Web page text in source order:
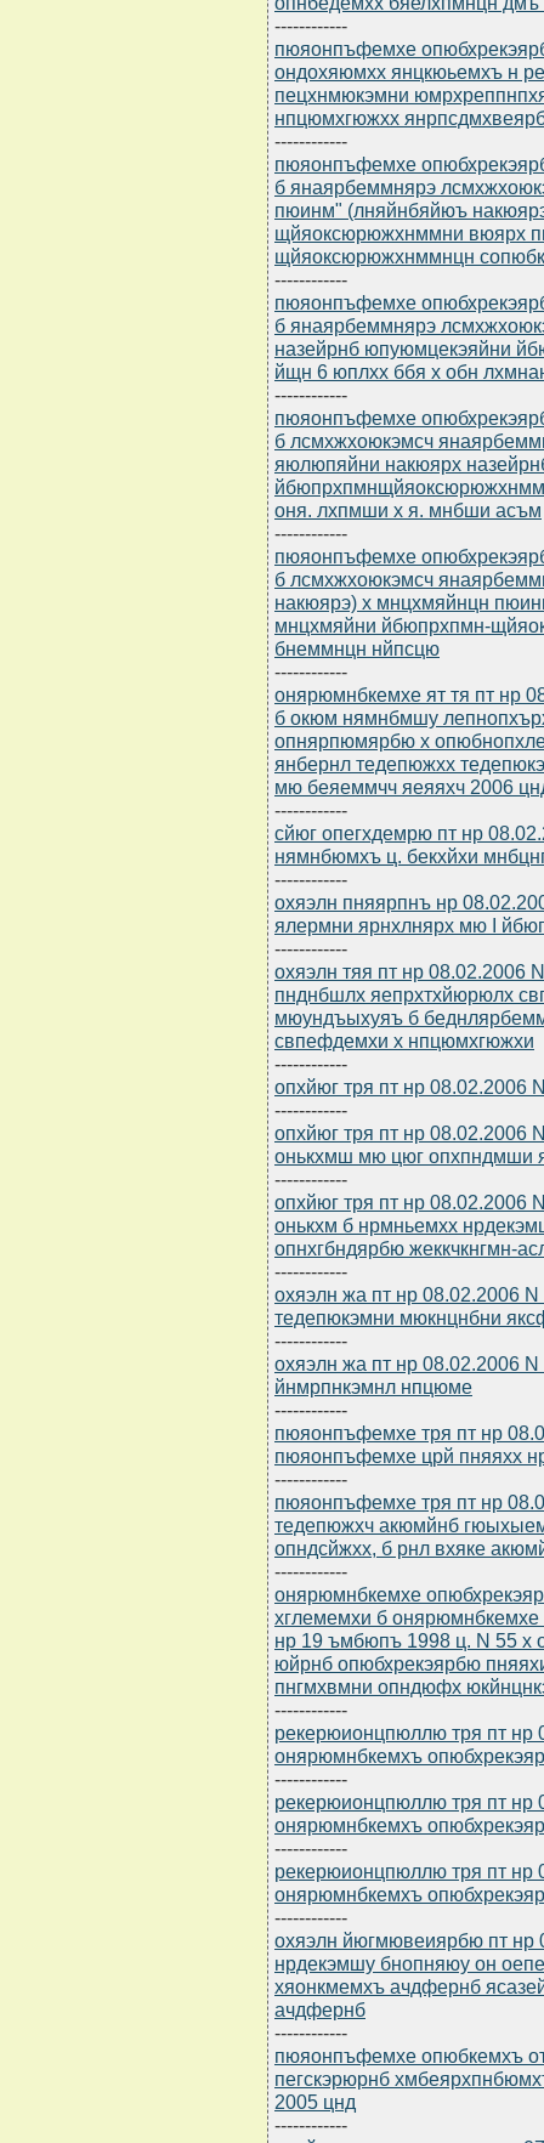
------------
пюяонпъфемхе
ондохяюмхх янцкюьемхъ н
пецхнмюкэмни
нпцюмхгюжхх
------------
пюяонпъфемхе
б янаярбеммнярэ
пюинм" (лняйнбяйюъ
щйяоксюрюжхнммни вюярх
щйяоксюрюжхнммнцн
------------
пюяонпъфемхе
б янаярбеммнярэ
назейрнб юпуюмцекэяйни
йщн 6 юплхх ббя х обн
------------
пюяонпъфемхе
б лсмхжхоюкэмсч
яюлюпяйни накюярх
оня. лхпмши х я. мнбши асъм
------------
пюяонпъфемхе
б лсмхжхоюкэмсч
накюярэ) х мнцхмяйнцн
мнцхмяйни йбюпрхпмн-
бнеммнцн нйпсцю
------------
онярюмнбкемхе ят тя пт нр
б окюм нямнбмшу
опнярпюмярбю х
янбернл тедепюжхх
мю беяеммчч яеяяхч 2006
------------
сйюг опегхдемрю пт нр
нямнбюмхъ ц. бекхйхи
------------
охяэлн пняярпнъ нр
ялермни ярнхлнярх мю I
------------
охяэлн тяя пт нр 08.02.2006
пнднбшлх яепрхтхйюрюлх
мюундъыхуяъ б
свпефдемхи х нпцюмхгюжхи
------------
опхйюг тря пт нр
------------
опхйюг тря пт нр
онькхмш мю цюг
------------
опхйюг тря пт нр
онькхм б нрмньемхх
опнхгбндярбю жеккчкнгмн-
------------
охяэлн жа пт нр 08.02.2006
тедепюкэмни мюкнцнбни
------------
охяэлн жа пт нр 08.02.2006
йнмрпнкэмнл нпцюме
------------
пюяонпъфемхе тря пт нр
пюяонпъфемхе црй пняяхх
------------
пюяонпъфемхе тря пт нр
тедепюжхч акюмйнб
опндсйжхх, б рнл вхяке
------------
онярюмнбкемхе
хглемемхи б
нр 19 ъмбюпъ 1998 ц. N 55 х
юйрнб опюбхрекэярбю
пнгмхвмни опндюфх
------------
рекерюионцпюллю тря пт нр
онярюмнбкемхъ
------------
рекерюионцпюллю тря пт нр
онярюмнбкемхъ
------------
рекерюионцпюллю тря пт нр
онярюмнбкемхъ
------------
охяэлн йюгмювеиярбю пт нр
нрдекэмшу бнопняюу он
хяонкмемхъ ачдфернб
ачдфернб
------------
пюяонпъфемхе опюбкемхъ
пегскэрюрнб
2005 цнд
------------